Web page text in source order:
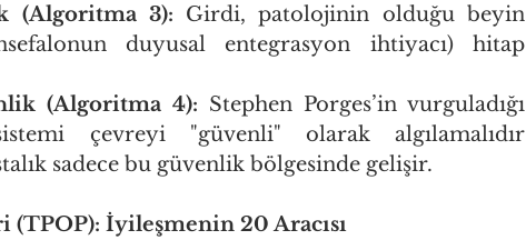
(Algoritma 3): Girdi, patolojinin olduğu beyin
duyusal entegrasyon ihtiyacı) hitap
(Algoritma 4): Stephen Porges’in vurguladığı
çevreyi "güvenli" olarak algılamalıdır
sadece bu güvenlik bölgesinde gelişir.
İyileşmenin 20 Aracısı